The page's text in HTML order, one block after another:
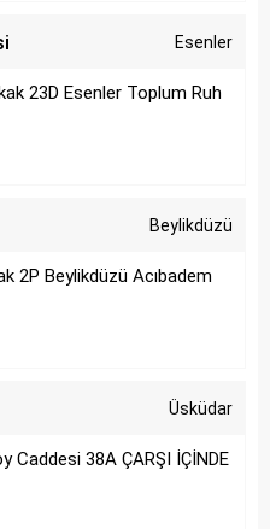
Esenler
23D Esenler Toplum Ruh
Beylikdüzü
2P Beylikdüzü Acıbadem
Üsküdar
Caddesi 38A ÇARŞI İÇİNDE